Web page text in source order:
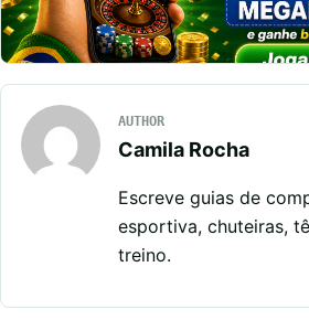
AUTHOR
Camila Rocha
Escreve guias de
esportiva, chuteiras,
treino.